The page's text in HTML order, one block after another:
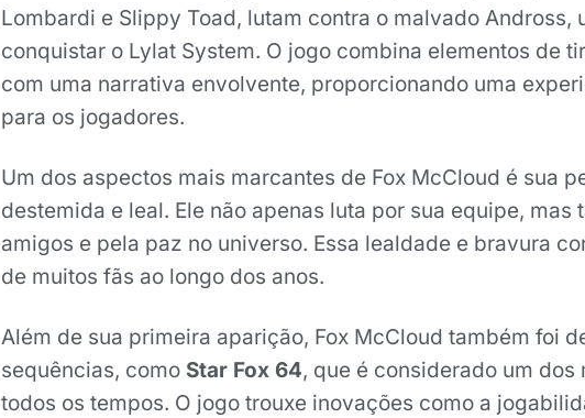
Lombardi e Slippy Toad, lutam contra o malvado Andross,
conquistar o Lylat System. O jogo combina elementos de
com uma narrativa envolvente, proporcionando uma
para os jogadores.
Um dos aspectos mais marcantes de Fox McCloud é sua
destemida e leal. Ele não apenas luta por sua equipe, mas
amigos e pela paz no universo. Essa lealdade e bravura
de muitos fãs ao longo dos anos.
Além de sua primeira aparição, Fox McCloud também foi
sequências, como Star Fox 64, que é considerado um dos
todos os tempos. O jogo trouxe inovações como a